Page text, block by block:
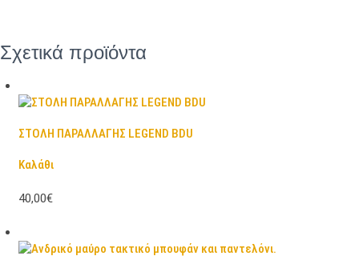
Σχετικά προϊόντα
ΣΤΟΛΗ ΠΑΡΑΛΛΑΓΗΣ LEGEND BDU
Καλάθι
40,00€